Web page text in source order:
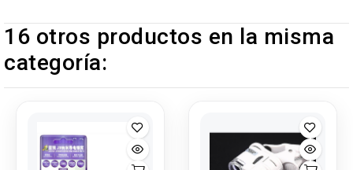
16 otros productos en la misma
categoría: